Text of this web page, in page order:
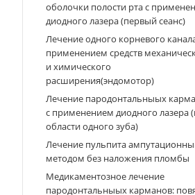
оболочки полости рта с
диодного лазера (первый сеанс)
Лечение одного корневого
применением средств
и химического
расширения(эндомотор)
Лечение пародонтальныых
с применением диодного лазера
области одного зуба)
Лечение пульпита
методом без наложения пломбы
Медикаментозное лечение
пародонтальныых карманов: